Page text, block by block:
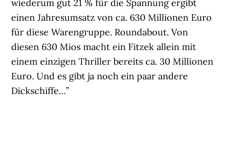
wiederum gut 21 % für die Spannung ergibt
einen Jahresumsatz von ca. 630 Millionen Euro
für diese Warengruppe. Roundabout. Von
diesen 630 Mios macht ein Fitzek allein mit
einem einzigen Thriller bereits ca. 30 Millionen
Euro. Und es gibt ja noch ein paar andere
Dickschiffe…”